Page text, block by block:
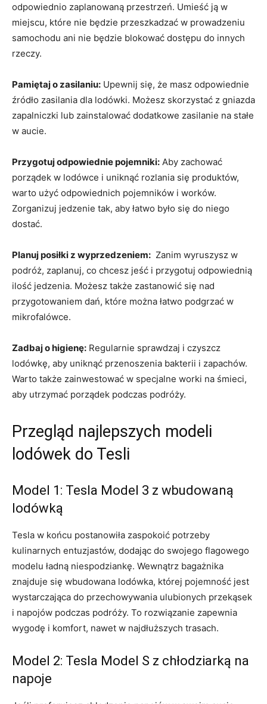
odpowiednio zaplanowaną przestrzeń. Umieść ją w
miejscu,⁤ które nie⁤ będzie ⁢przeszkadzać w prowadzeniu
samochodu ani nie będzie blokować‌ dostępu ⁢do innych
rzeczy.
Pamiętaj o zasilaniu: ​Upewnij się, że ‍masz odpowiednie
⁤źródło zasilania dla lodówki. Możesz ​skorzystać z ⁣gniazda
zapalniczki lub zainstalować dodatkowe zasilanie na stałe
w aucie.
Przygotuj⁢ odpowiednie pojemniki: Aby zachować⁤
porządek w lodówce ⁤i uniknąć rozlania się produktów,
warto użyć odpowiednich pojemników i worków.
Zorganizuj jedzenie tak, ⁢aby ⁢łatwo było się‍ do niego
dostać.
Planuj posiłki z‌ wyprzedzeniem: ​ Zanim wyruszysz w
podróż, zaplanuj, ‌co chcesz jeść⁣ i przygotuj odpowiednią
⁤ilość jedzenia. Możesz także ​zastanowić się nad
przygotowaniem dań, które można łatwo podgrzać w
⁢mikrofalówce.
Zadbaj o higienę: Regularnie sprawdzaj i⁢ czyszcz
lodówkę,⁣ aby uniknąć przenoszenia‌ bakterii i zapachów.
Warto ⁣także zainwestować​ w specjalne worki ​na śmieci,
aby utrzymać ​porządek podczas‍ podróży.
Przegląd najlepszych modeli
⁤lodówek do‍ Tesli
Model⁢ 1:⁢ Tesla Model 3 ⁢z wbudowaną‍
lodówką
Tesla ⁤w końcu ‌postanowiła zaspokoić potrzeby
kulinarnych entuzjastów, ⁢dodając do swojego ⁢flagowego
modelu‍ ładną niespodziankę. Wewnątrz bagażnika
znajduje się wbudowana lodówka,‍ której pojemność ⁢jest
wystarczająca do przechowywania ⁣ulubionych‍ przekąsek
i napojów podczas podróży. ‌To​ rozwiązanie zapewnia
wygodę i⁣ komfort,‍ nawet w najdłuższych trasach.
Model 2: Tesla Model S z chłodziarką na
napoje